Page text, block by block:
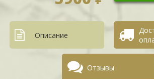
Описание
Отзывы